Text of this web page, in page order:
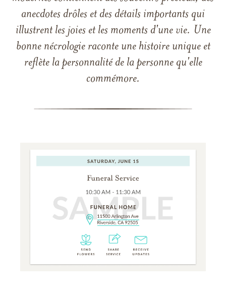
anecdotes drôles et des détails importants qui
illustrent les joies et les moments d'une vie. Une
bonne nécrologie raconte une histoire unique et
reflète la personnalité de la personne qu'elle
commémore.